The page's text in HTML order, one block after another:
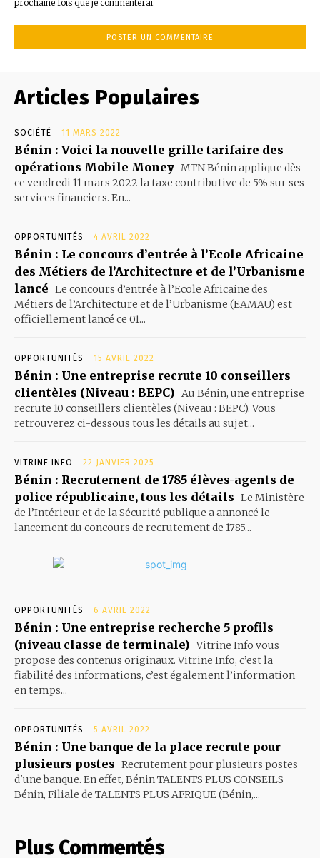
prochaine fois que je commenterai.
Articles Populaires
SOCIÉTÉ 11 MARS 2022
Bénin : Voici la nouvelle grille tarifaire des
opérations Mobile Money MTN Bénin applique dès
ce vendredi 11 mars 2022 la taxe contributive de 5% sur ses
services financiers. En...
OPPORTUNITÉS 4 AVRIL 2022
Bénin : Le concours d’entrée à l’Ecole Africaine
des Métiers de l’Architecture et de l’Urbanisme
lancé Le concours d’entrée à l’Ecole Africaine des
Métiers de l’Architecture et de l’Urbanisme (EAMAU) est
officiellement lancé ce 01...
OPPORTUNITÉS 15 AVRIL 2022
Bénin : Une entreprise recrute 10 conseillers
clientèles (Niveau : BEPC) Au Bénin, une entreprise
recrute 10 conseillers clientèles (Niveau : BEPC). Vous
retrouverez ci-dessous tous les détails au sujet...
VITRINE INFO 22 JANVIER 2025
Bénin : Recrutement de 1785 élèves-agents de
police républicaine, tous les détails Le Ministère
de l’Intérieur et de la Sécurité publique a annoncé le
lancement du concours de recrutement de 1785...
OPPORTUNITÉS 6 AVRIL 2022
Bénin : Une entreprise recherche 5 profils
(niveau classe de terminale) Vitrine Info vous
propose des contenus originaux. Vitrine Info, c’est la
fiabilité des informations, c’est également l’information
en temps...
OPPORTUNITÉS 5 AVRIL 2022
Bénin : Une banque de la place recrute pour
plusieurs postes Recrutement pour plusieurs postes
d'une banque. En effet, Bénin TALENTS PLUS CONSEILS
Bénin, Filiale de TALENTS PLUS AFRIQUE (Bénin,...
Plus Commentés